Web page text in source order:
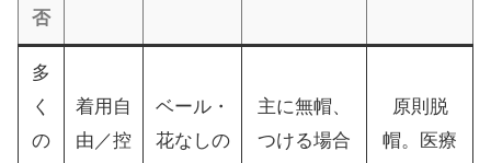
否
多
く
の
着用自
由／控
ベール・
花なしの
主に無帽、
つける場合
原則脱
帽。医療